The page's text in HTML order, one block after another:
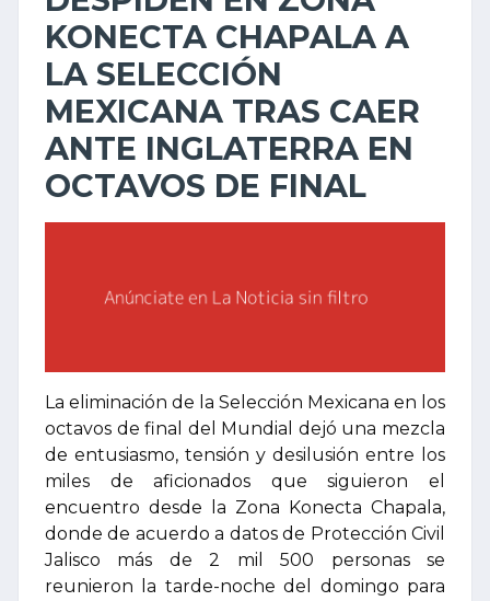
KONECTA CHAPALA A
LA SELECCIÓN
MEXICANA TRAS CAER
ANTE INGLATERRA EN
OCTAVOS DE FINAL
La eliminación de la Selección Mexicana en los
octavos de final del Mundial dejó una mezcla
de entusiasmo, tensión y desilusión entre los
miles de aficionados que siguieron el
encuentro desde la Zona Konecta Chapala,
donde de acuerdo a datos de Protección Civil
Jalisco más de 2 mil 500 personas se
reunieron la tarde-noche del domingo para